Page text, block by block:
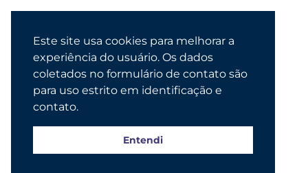
Este site usa cookies para melhorar a
experiência do usuário. Os dados
coletados no formulário de contato são
para uso estrito em identificação e
contato.
Entendi